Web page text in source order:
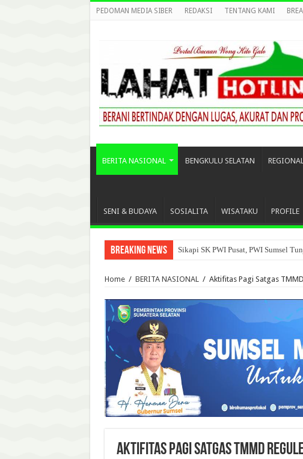
PEDOMAN MEDIA SIBER REDAKSI TENTANG KAMI
BERITA NASIONAL BENGKULU SELATAN
SENI & BUDAYA SOSIALITA WISATAKU PROFILE
Breaking News Sikapi SK PWI Pusat, PWI Sumsel
Home / BERITA NASIONAL / Aktifitas Pagi Satgas
Aktifitas Pagi Satgas TMMD